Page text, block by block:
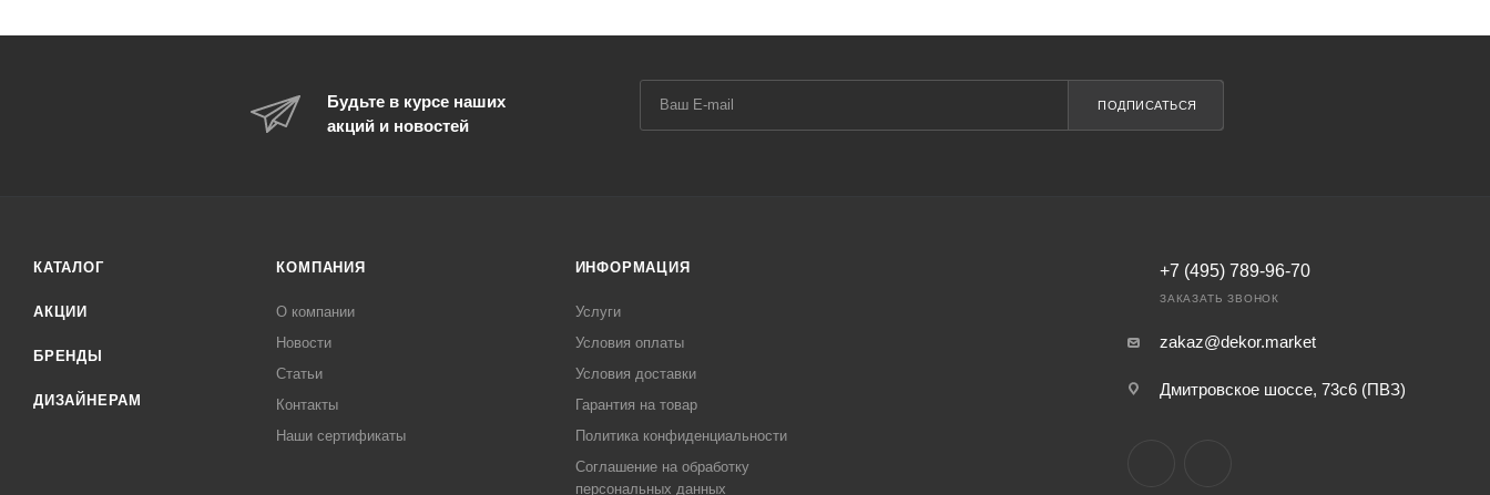
Будьте в курсе наших
акций и новостей
ПОДПИСАТЬСЯ
КАТАЛОГ
АКЦИИ
БРЕНДЫ
ДИЗАЙНЕРАМ
КОМПАНИЯ
О компании
Новости
Статьи
Контакты
Наши сертификаты
ИНФОРМАЦИЯ
Услуги
Условия оплаты
Условия доставки
Гарантия на товар
Политика конфиденциальности
Соглашение на обработку
персональных данных
+7 (495) 789-96-70
ЗАКАЗАТЬ ЗВОНОК
zakaz@dekor.market
Дмитровское шоссе, 73с6 (ПВЗ)